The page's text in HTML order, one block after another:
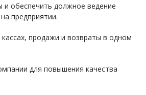
и обеспечить должное ведение
предприятии.
продажи и возвраты в одном
для повышения качества